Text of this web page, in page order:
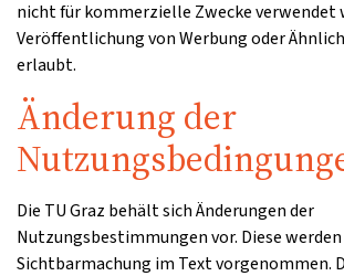
nicht für kommerzielle Zwecke verwendet
Veröffentlichung von Werbung oder
erlaubt.
Änderung der
Die TU Graz behält sich Änderungen der
Nutzungsbestimmungen vor. Diese
Sichtbarmachung im Text vorgenommen.